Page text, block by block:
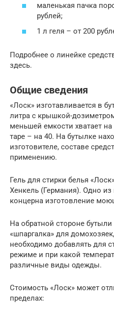
маленькая пачка
рублей;
1 л геля – от 200
Подробнее о линейке
здесь.
Общие сведения
«Лоск» изготавливается в
литра с крышкой-
меньшей емкости хватает
таре – на 40. На бутылке
изготовителе, составе
применению.
Гель для стирки белья
Хенкель (Германия). Одно из
концерна изготовление
На обратной стороне бутыли
«шпаргалка» для
необходимо добавлять для
режиме и при какой
различные виды одежды.
Стоимость «Лоск» может
пределах: